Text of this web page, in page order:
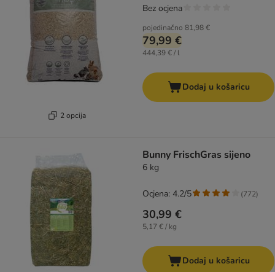
2 opcija
pojedinačno 81,98 €
79,99 €
444,39 € / l
Bez ocjena
Dodaj u košaricu
Bunny FrischGras sijeno
6 kg
30,99 €
5,17 € / kg
Ocjena: 4.2/5 (772)
Dodaj u košaricu